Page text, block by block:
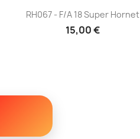
 Aperçu rapide
RH067 - F/A 18 Super Hornet
15,00 €